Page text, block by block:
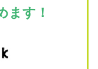
ます！